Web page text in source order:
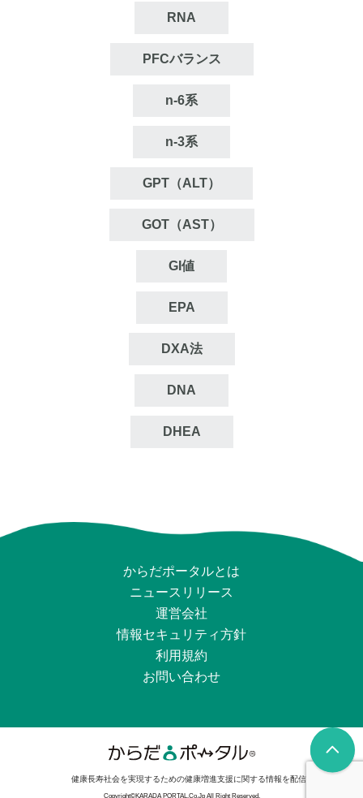
RNA
PFCバランス
n‐6系
n‐3系
GPT（ALT）
GOT（AST）
GI値
EPA
DXA法
DNA
DHEA
からだポータルとは
ニュースリリース
運営会社
情報セキュリティ⽅針
利用規約
お問い合わせ
健康長寿社会を実現するための健康増進支援に関する情報を配信
Copyright©KARADA PORTAL.Co.Jp All Right Reserved.